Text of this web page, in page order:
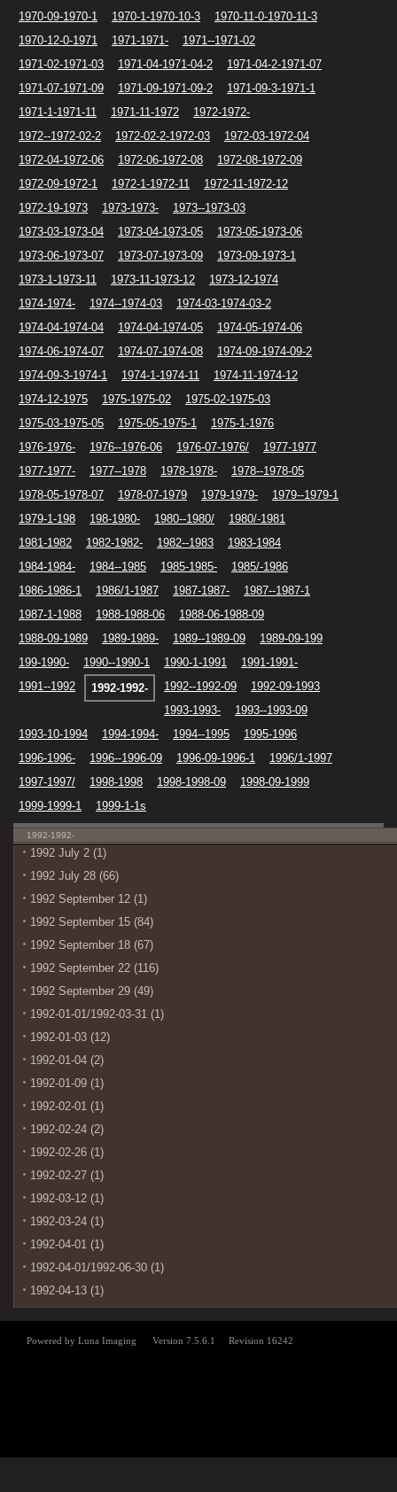
1970-09-1970-1
1970-1-1970-10-3
1970-11-0-1970-11-3
1970-12-0-1971
1971-1971-
1971--1971-02
1971-02-1971-03
1971-04-1971-04-2
1971-04-2-1971-07
1971-07-1971-09
1971-09-1971-09-2
1971-09-3-1971-1
1971-1-1971-11
1971-11-1972
1972-1972-
1972--1972-02-2
1972-02-2-1972-03
1972-03-1972-04
1972-04-1972-06
1972-06-1972-08
1972-08-1972-09
1972-09-1972-1
1972-1-1972-11
1972-11-1972-12
1972-19-1973
1973-1973-
1973--1973-03
1973-03-1973-04
1973-04-1973-05
1973-05-1973-06
1973-06-1973-07
1973-07-1973-09
1973-09-1973-1
1973-1-1973-11
1973-11-1973-12
1973-12-1974
1974-1974-
1974--1974-03
1974-03-1974-03-2
1974-04-1974-04
1974-04-1974-05
1974-05-1974-06
1974-06-1974-07
1974-07-1974-08
1974-09-1974-09-2
1974-09-3-1974-1
1974-1-1974-11
1974-11-1974-12
1974-12-1975
1975-1975-02
1975-02-1975-03
1975-03-1975-05
1975-05-1975-1
1975-1-1976
1976-1976-
1976--1976-06 1976-07-1976/
1977-1977
1977-1977-
1977--1978 1978-1978-
1978--1978-05
1978-05-1978-07
1978-07-1979 1979-1979-
1979--1979-1
1979-1-198
198-1980- 1980--1980/
1980/-1981
1981-1982
1982-1982- 1982--1983
1983-1984
1984-1984-
1984--1985 1985-1985-
1985/-1986
1986-1986-1
1986/1-1987 1987-1987-
1987--1987-1
1987-1-1988
1988-1988-06
1988-06-1988-09
1988-09-1989
1989-1989- 1989--1989-09
1989-09-199
199-1990-
1990--1990-1 1990-1-1991
1991-1991-
1991--1992
1992-1992- 1992--1992-09
1992-09-1993
1993-1993-
1993--1993-09
1993-10-1994
1994-1994- 1994--1995
1995-1996
1996-1996-
1996--1996-09 1996-09-1996-1
1996/1-1997
1997-1997/
1998-1998 1998-1998-09
1998-09-1999
1999-1999-1
1999-1-1s
1992-1992-
1992 July 2 (1)
1992 July 28 (66)
1992 September 12 (1)
1992 September 15 (84)
1992 September 18 (67)
1992 September 22 (116)
1992 September 29 (49)
1992-01-01/1992-03-31 (1)
1992-01-03 (12)
1992-01-04 (2)
1992-01-09 (1)
1992-02-01 (1)
1992-02-24 (2)
1992-02-26 (1)
1992-02-27 (1)
1992-03-12 (1)
1992-03-24 (1)
1992-04-01 (1)
1992-04-01/1992-06-30 (1)
1992-04-13 (1)